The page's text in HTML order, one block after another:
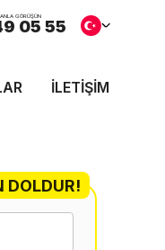
GÖRÜŞÜN
05 55
İLETIŞIM
DOLDUR!